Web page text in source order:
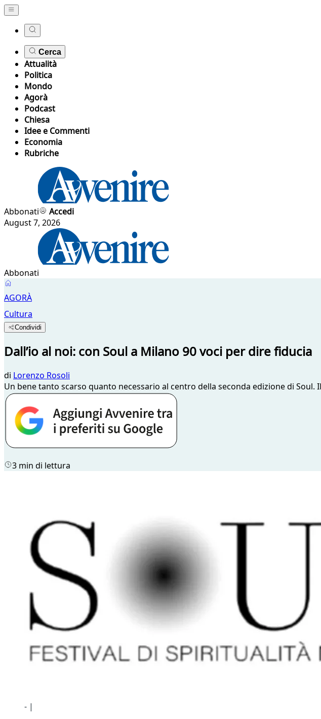
Cerca
Attualità
Politica
Mondo
Agorà
Podcast
Chiesa
Idee e Commenti
Economia
Rubriche
Abbonati
Accedi
August 7, 2026
Abbonati
AGORÀ
Cultura
Condividi
Dall’io al noi: con Soul a Milano 90 voci per dire fiducia
di Lorenzo Rosoli
Un bene tanto scarso quanto necessario al centro della seconda edizione di
3 min di lettura
- |